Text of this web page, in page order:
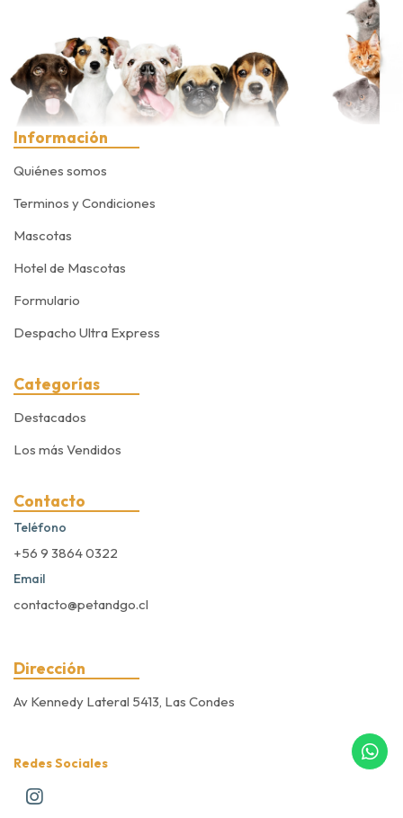
Información
Quiénes somos
Terminos y Condiciones
Mascotas
Hotel de Mascotas
Formulario
Despacho Ultra Express
Categorías
Destacados
Los más Vendidos
Contacto
Teléfono
+56 9 3864 0322
Email
contacto@petandgo.cl
Dirección
Av Kennedy Lateral 5413, Las Condes
Redes Sociales